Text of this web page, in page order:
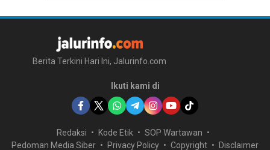
Berita Terkini Hari Ini, Jalurinfo.com
Ikuti kami di
Redaksi Kode Etik
SOP Wartawan
Pedoman Media Siber
Privacy Policy Copyright Disclaimer